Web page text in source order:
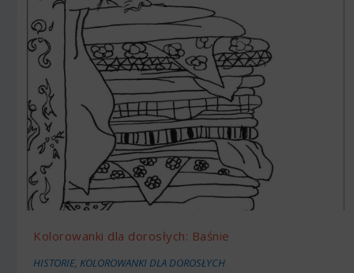
Kolorowanki dla dorosłych: Baśnie
HISTORIE,KOLOROWANKI DLA DOROSŁYCH